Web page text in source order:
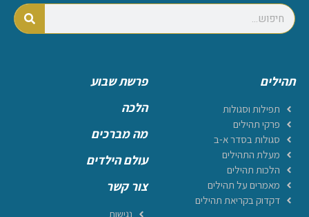
תהילים
תפילות וסגולות
פרקי תהילים
סגולות בסדר א-ב
מעלת התהילים
הלכות תהילים
מאמרים על תהילים
דקדוק בקריאת תהילים
פרשת שבוע
הלכה
מה מברכים
עולם הילדים
צור קשר
נגישות